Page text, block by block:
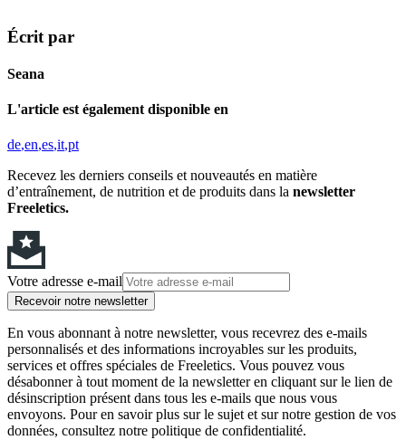
Écrit par
Seana
L'article est également disponible en
de en es it pt
Recevez les derniers conseils et nouveautés en matière
d’entraînement, de nutrition et de produits dans la newsletter
Freeletics.
Votre adresse e-mail
Recevoir notre newsletter
En vous abonnant à notre newsletter, vous recevrez des e-mails
personnalisés et des informations incroyables sur les produits,
services et offres spéciales de Freeletics. Vous pouvez vous
désabonner à tout moment de la newsletter en cliquant sur le lien de
désinscription présent dans tous les e-mails que nous vous
envoyons. Pour en savoir plus sur le sujet et sur notre gestion de vos
données, consultez notre politique de confidentialité.